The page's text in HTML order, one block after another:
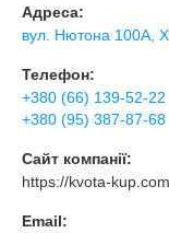
Адреса:
вул. Нютона 100А,
Телефон:
+380 (66) 139-52-22
+380 (95) 387-87-68
Сайт компанії:
https://kvota-
Email: